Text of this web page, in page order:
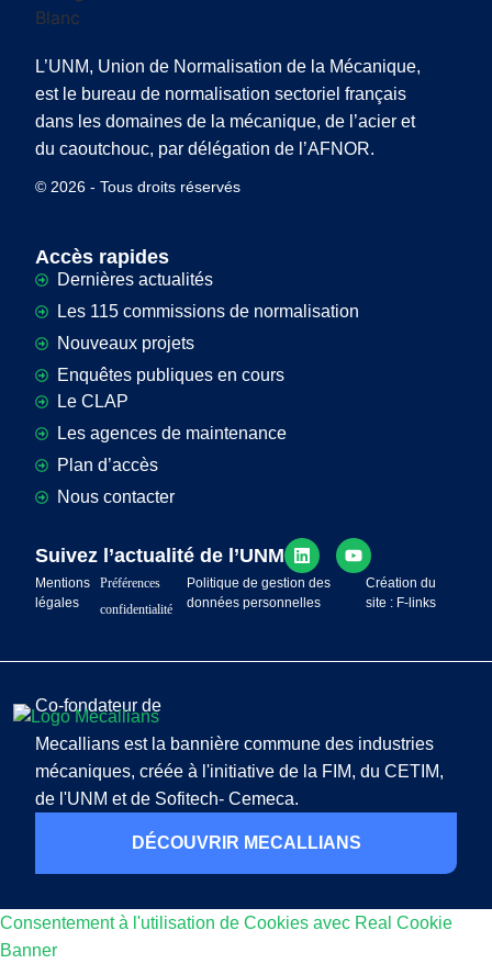
L’UNM, Union de Normalisation de la Mécanique,
est le bureau de normalisation sectoriel français
dans les domaines de la mécanique, de l’acier et
du caoutchouc, par délégation de l’AFNOR.
© 2026 - Tous droits réservés
Accès rapides
Dernières actualités
Les 115 commissions de normalisation
Nouveaux projets
Enquêtes publiques en cours
Le CLAP
Les agences de maintenance
Plan d’accès
Nous contacter
Suivez l’actualité de l’UNM
Mentions
légales
Préférences
confidentialité
Politique de gestion des
données personnelles
Création du
site : F-links
Co-fondateur de
Mecallians est la bannière commune des industries
mécaniques, créée à l'initiative de la FIM, du CETIM,
de l'UNM et de Sofitech- Cemeca.
DÉCOUVRIR MECALLIANS
Consentement à l'utilisation de Cookies avec Real Cookie
Banner